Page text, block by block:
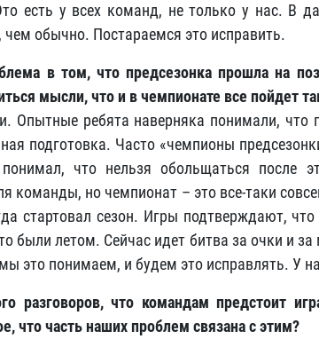
есть у всех команд, не только у нас. В
обычно. Постараемся это исправить.
в том, что предсезонка прошла на
мысли, что и в чемпионате все пойдет
Опытные ребята наверняка понимали, что
подготовка. Часто «чемпионы
что нельзя обольщаться после
команды, но чемпионат – это все-таки
стартовал сезон. Игры подтверждают,
были летом. Сейчас идет битва за очки и
это понимаем, и будем это исправлять. У
разговоров, что командам предстоит
что часть наших проблем связана с этим?